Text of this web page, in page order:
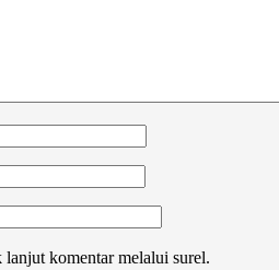
komentar melalui surel.